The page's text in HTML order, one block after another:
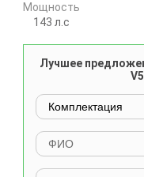
Лучшее
Мощность
143 л.с